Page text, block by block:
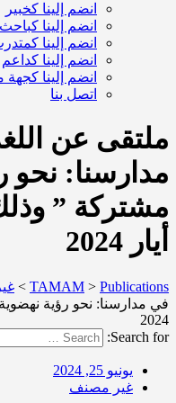
انضم إلينا كخبير
انضم إلينا كباحث
انضم إلينا
انضم إلينا كداعم
انضم إلينا كجهة
اتصل بنا
ملتقى عن
مدارسنا: نحو
أيار 2024
TAMAM>Publications
>
2024
Search for:
يونيو 25, 2024
غير مصنف